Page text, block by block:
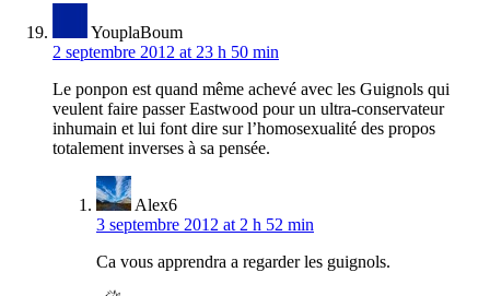
YouplaBoum
2 septembre 2012 at 23 h 50 min
Le ponpon est quand même achevé avec les Guignols qui
veulent faire passer Eastwood pour un ultra-conservateur
inhumain et lui font dire sur l’homosexualité des propos
totalement inverses à sa pensée.
Alex6
3 septembre 2012 at 2 h 52 min
Ca vous apprendra a regarder les guignols.